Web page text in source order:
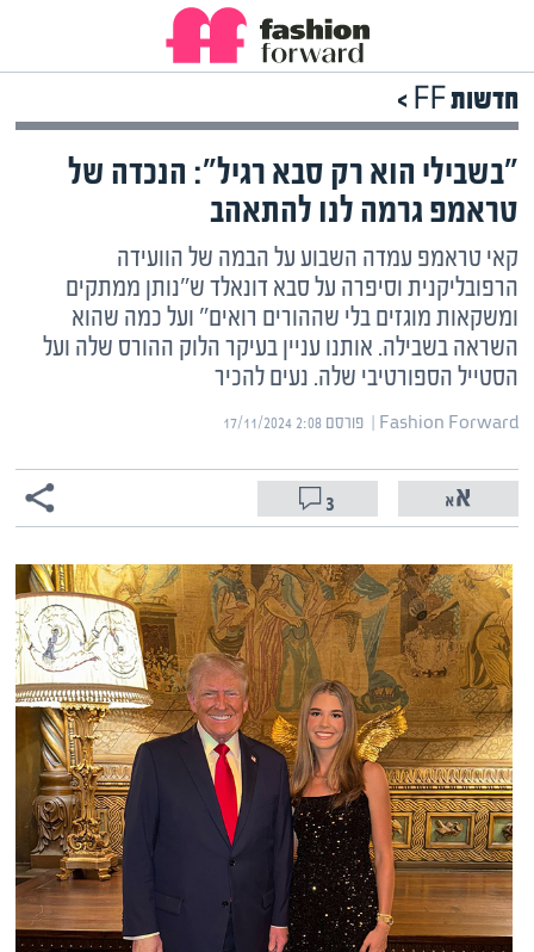
חדשות FF >
"בשבילי הוא רק סבא רגיל": הנכדה של
טראמפ גרמה לנו להתאהב
קאי טראמפ עמדה השבוע על הבמה של הוועידה
הרפובליקנית וסיפרה על סבא דונאלד ש"נותן ממתקים
ומשקאות מוגזים בלי שההורים רואים" ועל כמה שהוא
השראה בשבילה. אותנו עניין בעיקר הלוק ההורס שלה ועל
הסטייל הספורטיבי שלה. נעים להכיר
Fashion Forward | ‏ פורסם ‎17/11/2024 2:08
3